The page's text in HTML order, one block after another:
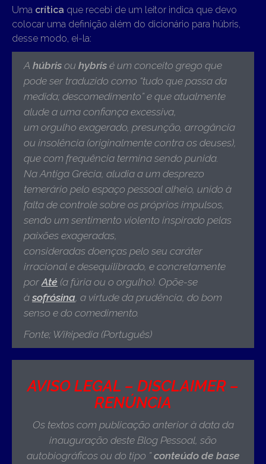
Uma crítica que recebi de um leitor indica que devo
colocar uma definição além do dicionário para húbris,
desse modo, ei-la:
A húbris ou hybris é um conceito grego que
pode ser traduzido como “tudo que passa da
medida; descomedimento” e que atualmente
alude a uma confiança excessiva,
um orgulho exagerado, presunção, arrogância
ou insolência (originalmente contra os deuses),
que com frequência termina sendo punida.
Na Antiga Grécia, aludia a um desprezo
temerário pelo espaço pessoal alheio, unido à
falta de controle sobre os próprios impulsos,
sendo um sentimento violento inspirado pelas
paixões exageradas,
consideradas doenças pelo seu caráter
irracional e desequilibrado, e concretamente
por Até (a fúria ou o orgulho). Opõe-se
àsofrósina, a virtude da prudência, do bom
senso e do comedimento
Fonte; Wikipedia (Português)
AVISO LEGAL – DISCLAIMER –
RENÚNCIA
Os textos com publicação anterior à data da
inauguração deste Blog Pessoal, são
autobiográficos ou do tipo ” conteúdo de base